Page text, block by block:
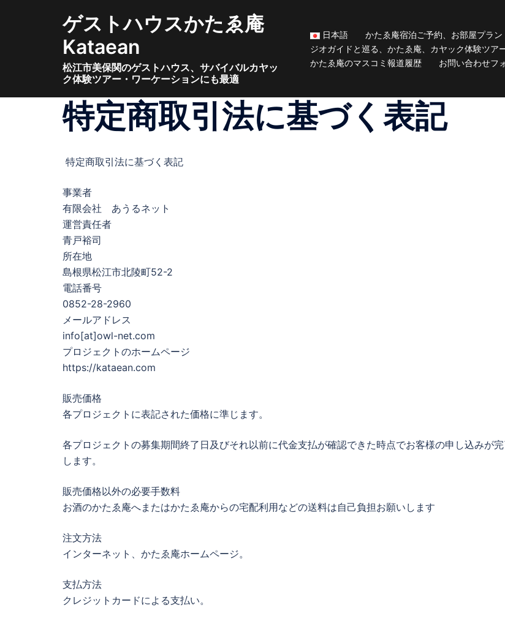
ゲストハウスかたゑ庵
Kataean
松江市美保関のゲストハウス、サバイバルカヤッ
ク体験ツアー・ワーケーションにも最適
日本語 かたゑ庵宿泊ご予約、お部屋プラン
ジオガイドと巡る、かたゑ庵、カヤック体験ツア
かたゑ庵のマスコミ報道履歴
お問い合わせフ
特定商取引法に基づく表記
特定商取引法に基づく表記
事業者
有限会社 あうるネット
運営責任者
青戸裕司
所在地
島根県松江市北陵町52-2
電話番号
0852-28-2960
メールアドレス
info[at]owl-net.com
プロジェクトのホームページ
https://kataean.com
販売価格
各プロジェクトに表記された価格に準じます。
各プロジェクトの募集期間終了日及びそれ以前に代金支払が確認できた時点でお客様の申し込みが
します。
販売価格以外の必要手数料
お酒のかたゑ庵へまたはかたゑ庵からの宅配利用などの送料は自己負担お願いします
注文方法
インターネット、かたゑ庵ホームページ。
支払方法
クレジットカードによる支払い。